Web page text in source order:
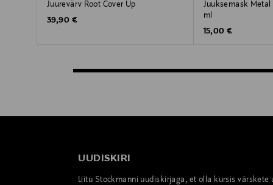
Juurevärv Root Cover Up
Original Price
39,90 €
Juuksemask Metal
ml
Original Price
15,00 €
UUDISKIRI
Liitu Stockmanni uudiskirjaga, et olla kursis värskete